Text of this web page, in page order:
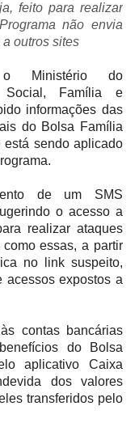
feito para realizar
não envia
outros sites
o Ministério do
Social, Família e
informações das
do Bolsa Família
sendo aplicado
de um SMS
o acesso a
realizar ataques
essas, a partir
no link suspeito,
acessos expostos a
contas bancárias
do Bolsa
aplicativo Caixa
dos valores
transferidos pelo